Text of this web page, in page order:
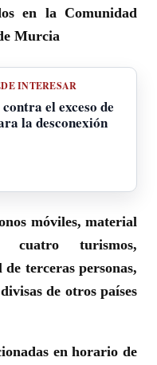
en la Comunidad
Murcia
INTERESAR
el exceso de
la desconexión
móviles, material
cuatro turismos,
terceras personas,
de otros países
en horario de